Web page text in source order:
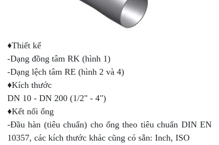
♦Thiết kế
-Dạng đồng tâm RK (hình 1)
-Dạng lệch tâm RE (hình 2 và 4)
♦Kích thước
DN 10 - DN 200 (1/2" - 4")
♦Kết nối ống
-Đầu hàn (tiêu chuẩn) cho ống theo tiêu chuẩn DIN EN
10357, các kích thước khác cũng có sẵn: Inch, ISO